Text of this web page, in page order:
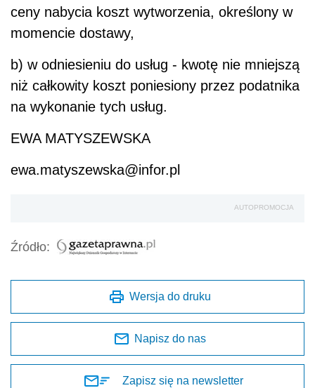
ceny nabycia koszt wytworzenia, określony w
momencie dostawy,
b) w odniesieniu do usług - kwotę nie mniejszą
niż całkowity koszt poniesiony przez podatnika
na wykonanie tych usług.
EWA MATYSZEWSKA
ewa.matyszewska@infor.pl
AUTOPROMOCJA
Źródło:
Wersja do druku
Napisz do nas
Zapisz się na newsletter